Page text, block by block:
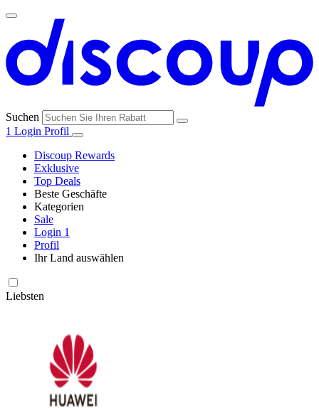
Suchen
1 Login Profil
Discoup Rewards
Exklusive
Top Deals
Beste Geschäfte
Amazon
Peek und
Cloppenburg
Kategorien
Kleidung und
Schuhe
Sale
Login 1
Profil
Ihr Land auswählen
Liebsten